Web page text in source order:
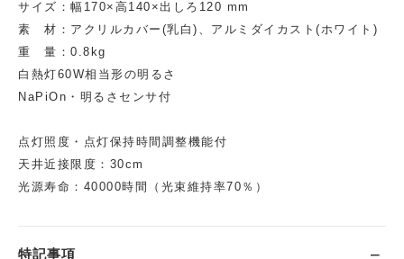
サイズ：幅170×高140×出しろ120 mm
素 材：アクリルカバー(乳白)、アルミダイカスト(ホワイト)
重 量：0.8kg
白熱灯60W相当形の明るさ
NaPiOn・明るさセンサ付
点灯照度・点灯保持時間調整機能付
天井近接限度：30cm
光源寿命：40000時間（光束維持率70％）
特記事項